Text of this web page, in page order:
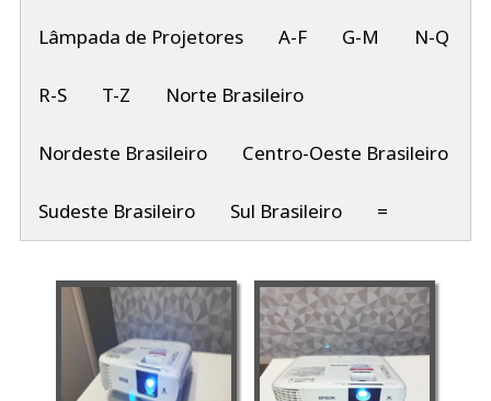
Lâmpada de Projetores A-F G-M N-Q
R-S T-Z Norte Brasileiro
Nordeste Brasileiro Centro-Oeste Brasileiro
Sudeste Brasileiro Sul Brasileiro =